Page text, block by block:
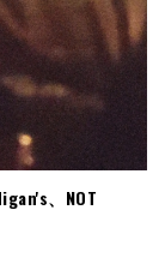
、NOT